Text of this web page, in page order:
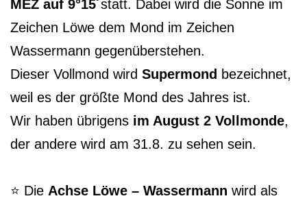
MEZ auf 9°15´statt. Dabei wird die Sonne im
Zeichen Löwe dem Mond im Zeichen
Wassermann gegenüberstehen.
Dieser Vollmond wird Supermond bezeichnet,
weil es der größte Mond des Jahres ist.
Wir haben übrigens im August 2 Vollmonde,
der andere wird am 31.8. zu sehen sein.
⭐️ Die Achse Löwe – Wassermann wird als